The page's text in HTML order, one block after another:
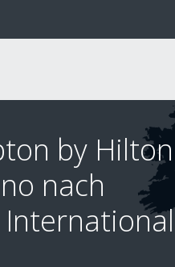
by Hilton
nach